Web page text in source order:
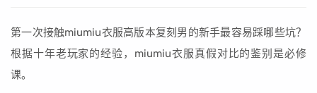
第一次接触miumiu衣服高版本复刻男的新手最容易踩哪些坑？
根据十年老玩家的经验，miumiu衣服真假对比的鉴别是必修
课。